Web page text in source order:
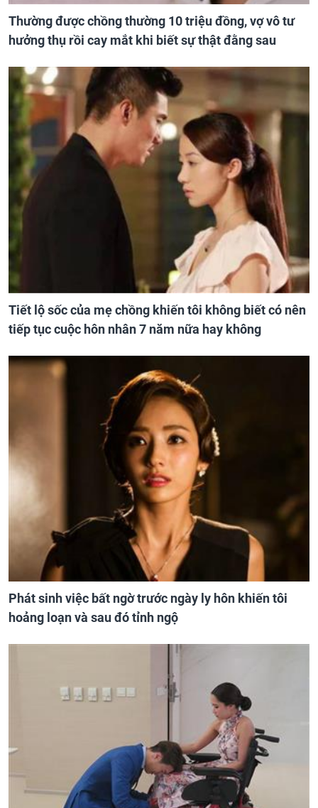
Thường được chồng thường 10 triệu đồng, vợ vô tư
hưởng thụ rồi cay mắt khi biết sự thật đằng sau
Tiết lộ sốc của mẹ chồng khiến tôi không biết có nên
tiếp tục cuộc hôn nhân 7 năm nữa hay không
Phát sinh việc bất ngờ trước ngày ly hôn khiến tôi
hoảng loạn và sau đó tỉnh ngộ